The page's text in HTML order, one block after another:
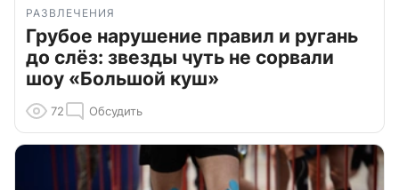
РАЗВЛЕЧЕНИЯ
Грубое нарушение правил и ругань
до слёз: звезды чуть не сорвали
шоу «Большой куш»
72 Обсудить